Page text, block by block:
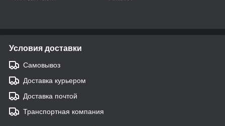
Условия доставки
Самовывоз
Доставка курьером
Доставка почтой
Транспортная компания